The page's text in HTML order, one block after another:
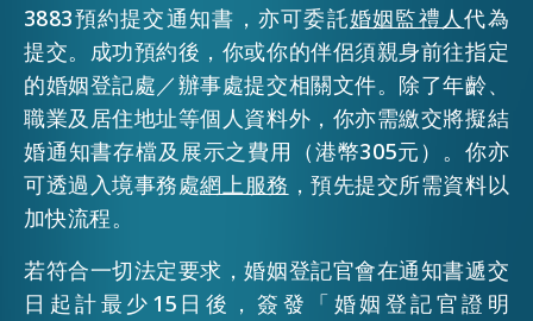
關於我們
常見問題
聯絡我們
EN 繁 简
3883預約提交通知書，亦可委託婚姻監禮人代為
提交。成功預約後，你或你的伴侶須親身前往指定
的婚姻登記處／辦事處提交相關文件。除了年齡、
職業及居住地址等個人資料外，你亦需繳交將擬結
婚通知書存檔及展示之費用（港幣305元）。你亦
可透過入境事務處網上服務 ，預先提交所需資料以
加快流程。
若符合一切法定要求，婚姻登記官會在通知書遞交
日起計最少15日後，簽發「婚姻登記官證明